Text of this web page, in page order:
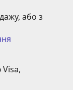
або з